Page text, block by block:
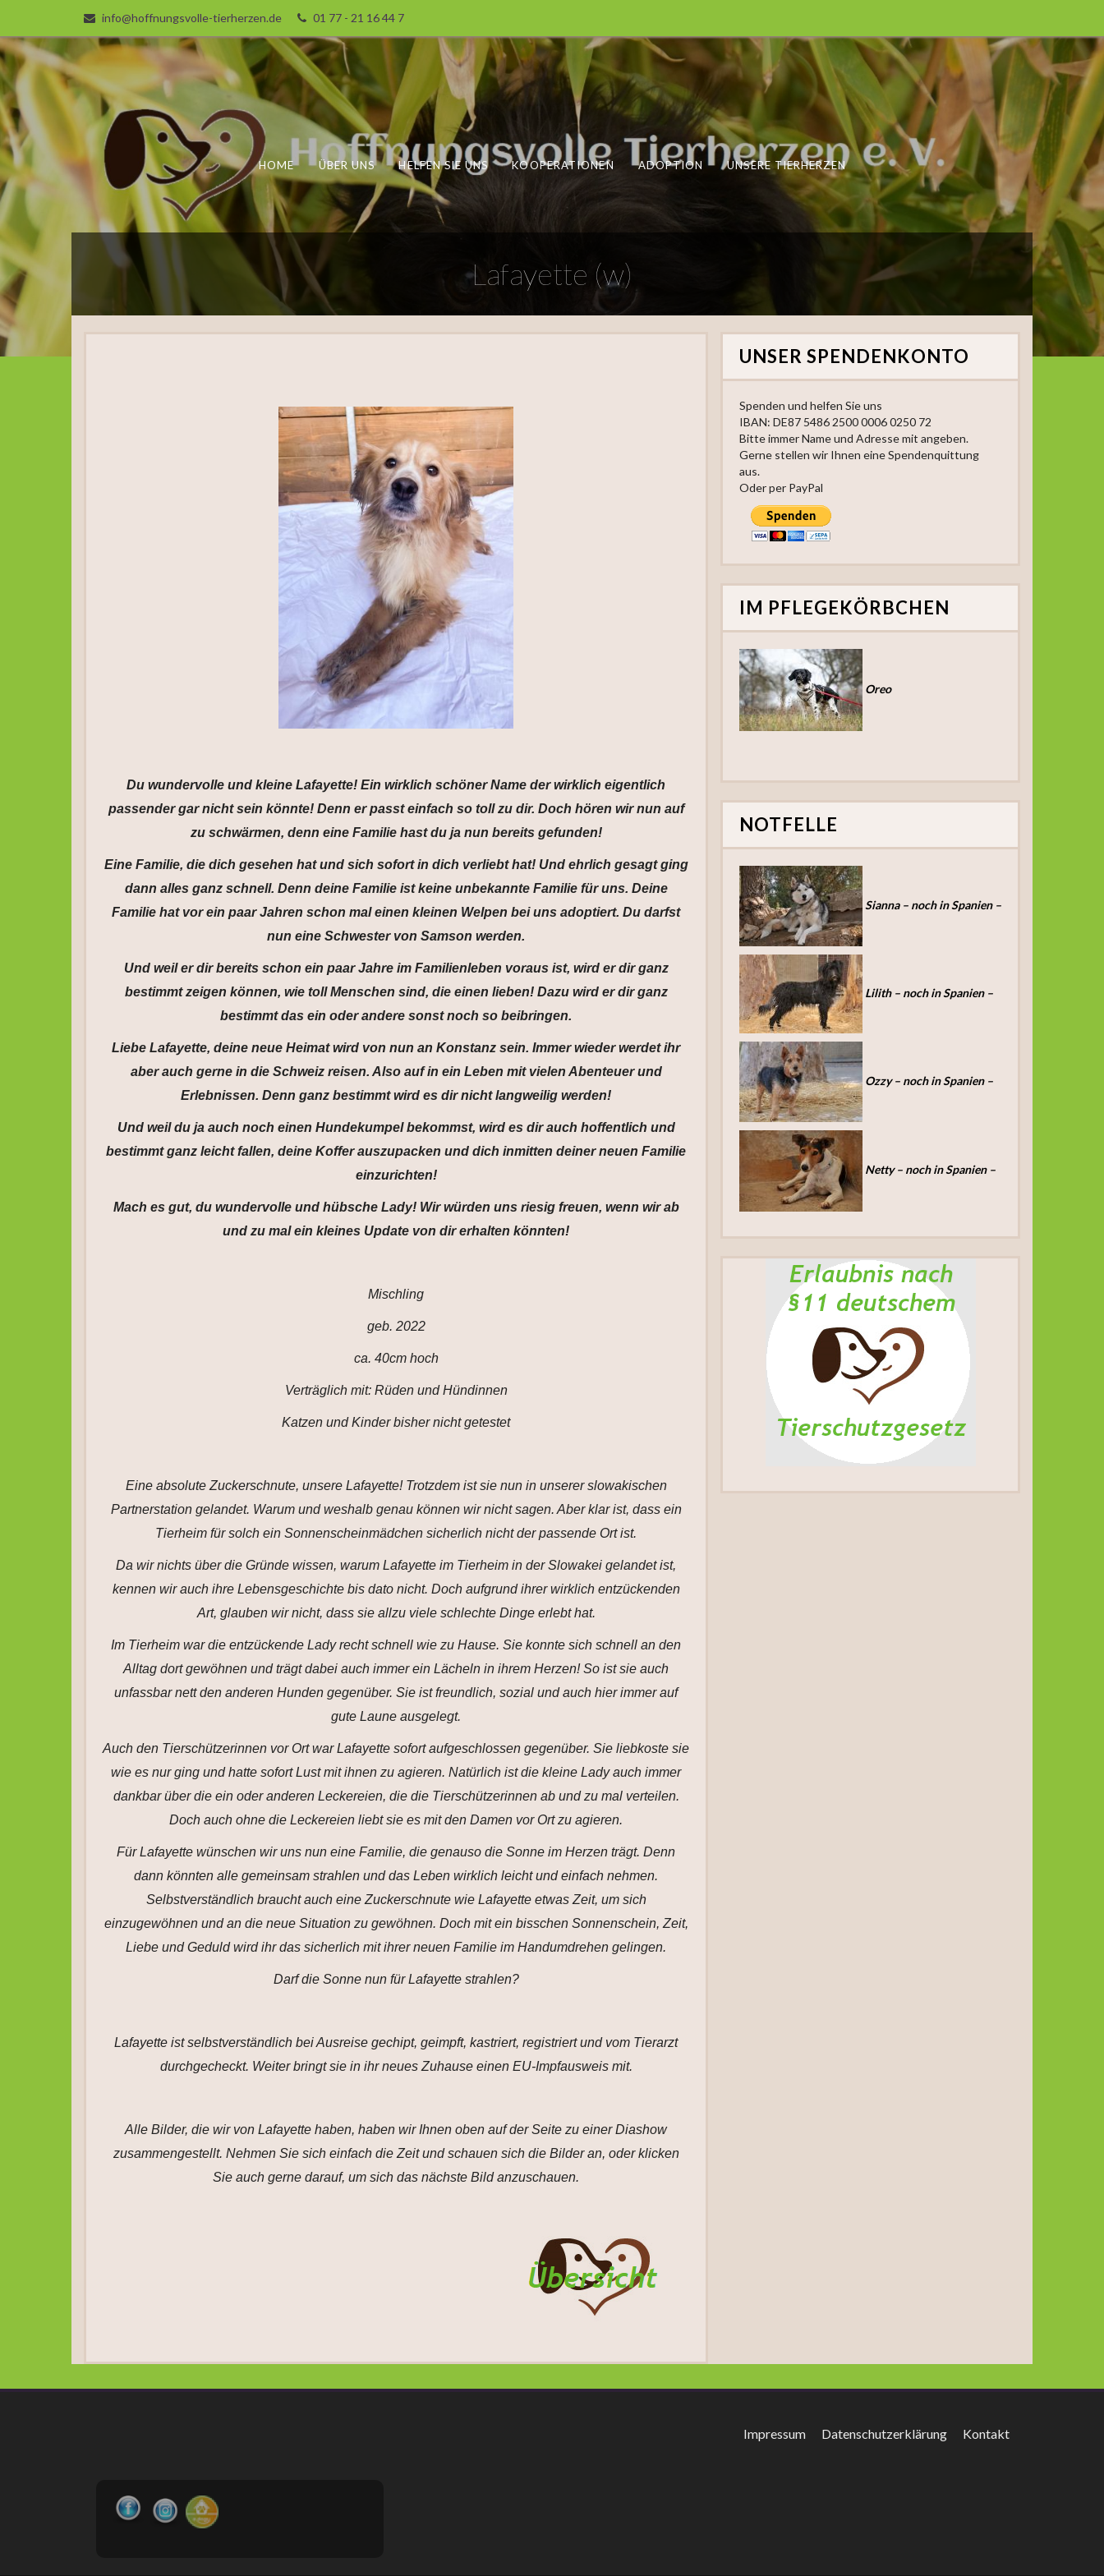
info@hoffnungsvolle-tierherzen.de 01 77 - 21 16 44 7
HOME ÜBER UNS HELFEN SIE UNS KOOPERATIONEN ADOPTION UNSERE TIERHERZEN
Lafayette (w)
Du wundervolle und kleine Lafayette! Ein wirklich schöner Name der wirklich eigentlich
passender gar nicht sein könnte! Denn er passt einfach so toll zu dir. Doch hören wir nun auf
zu schwärmen, denn eine Familie hast du ja nun bereits gefunden!
Eine Familie, die dich gesehen hat und sich sofort in dich verliebt hat! Und ehrlich gesagt ging
dann alles ganz schnell. Denn deine Familie ist keine unbekannte Familie für uns. Deine
Familie hat vor ein paar Jahren schon mal einen kleinen Welpen bei uns adoptiert. Du darfst
nun eine Schwester von Samson werden.
Und weil er dir bereits schon ein paar Jahre im Familienleben voraus ist, wird er dir ganz
bestimmt zeigen können, wie toll Menschen sind, die einen lieben! Dazu wird er dir ganz
bestimmt das ein oder andere sonst noch so beibringen.
Liebe Lafayette, deine neue Heimat wird von nun an Konstanz sein. Immer wieder werdet ihr
aber auch gerne in die Schweiz reisen. Also auf in ein Leben mit vielen Abenteuer und
Erlebnissen. Denn ganz bestimmt wird es dir nicht langweilig werden!
Und weil du ja auch noch einen Hundekumpel bekommst, wird es dir auch hoffentlich und
bestimmt ganz leicht fallen, deine Koffer auszupacken und dich inmitten deiner neuen Familie
einzurichten!
Mach es gut, du wundervolle und hübsche Lady! Wir würden uns riesig freuen, wenn wir ab
und zu mal ein kleines Update von dir erhalten könnten!
Mischling
geb. 2022
ca. 40cm hoch
Verträglich mit: Rüden und Hündinnen
Katzen und Kinder bisher nicht getestet
Eine absolute Zuckerschnute, unsere Lafayette! Trotzdem ist sie nun in unserer slowakischen
Partnerstation gelandet. Warum und weshalb genau können wir nicht sagen. Aber klar ist, dass ein
Tierheim für solch ein Sonnenscheinmädchen sicherlich nicht der passende Ort ist.
Da wir nichts über die Gründe wissen, warum Lafayette im Tierheim in der Slowakei gelandet ist,
kennen wir auch ihre Lebensgeschichte bis dato nicht. Doch aufgrund ihrer wirklich entzückenden
Art, glauben wir nicht, dass sie allzu viele schlechte Dinge erlebt hat.
Im Tierheim war die entzückende Lady recht schnell wie zu Hause. Sie konnte sich schnell an den
Alltag dort gewöhnen und trägt dabei auch immer ein Lächeln in ihrem Herzen! So ist sie auch
unfassbar nett den anderen Hunden gegenüber. Sie ist freundlich, sozial und auch hier immer auf
gute Laune ausgelegt.
Auch den Tierschützerinnen vor Ort war Lafayette sofort aufgeschlossen gegenüber. Sie liebkoste sie
wie es nur ging und hatte sofort Lust mit ihnen zu agieren. Natürlich ist die kleine Lady auch immer
dankbar über die ein oder anderen Leckereien, die die Tierschützerinnen ab und zu mal verteilen.
Doch auch ohne die Leckereien liebt sie es mit den Damen vor Ort zu agieren.
Für Lafayette wünschen wir uns nun eine Familie, die genauso die Sonne im Herzen trägt. Denn
dann könnten alle gemeinsam strahlen und das Leben wirklich leicht und einfach nehmen.
Selbstverständlich braucht auch eine Zuckerschnute wie Lafayette etwas Zeit, um sich
einzugewöhnen und an die neue Situation zu gewöhnen. Doch mit ein bisschen Sonnenschein, Zeit,
Liebe und Geduld wird ihr das sicherlich mit ihrer neuen Familie im Handumdrehen gelingen.
Darf die Sonne nun für Lafayette strahlen?
Lafayette ist selbstverständlich bei Ausreise gechipt, geimpft, kastriert, registriert und vom Tierarzt
durchgecheckt. Weiter bringt sie in ihr neues Zuhause einen EU-Impfausweis mit.
Alle Bilder, die wir von Lafayette haben, haben wir Ihnen oben auf der Seite zu einer Diashow
zusammengestellt. Nehmen Sie sich einfach die Zeit und schauen sich die Bilder an, oder klicken
Sie auch gerne darauf, um sich das nächste Bild anzuschauen.
UNSER SPENDENKONTO
Spenden und helfen Sie uns
IBAN: DE87 5486 2500 0006 0250 72
Bitte immer Name und Adresse mit angeben.
Gerne stellen wir Ihnen eine Spendenquittung
aus.
Oder per PayPal
IM PFLEGEKÖRBCHEN
Oreo
NOTFELLE
Sianna – noch in Spanien –
Lilith – noch in Spanien –
Ozzy – noch in Spanien –
Netty – noch in Spanien –
Impressum Datenschutzerklärung Kontakt